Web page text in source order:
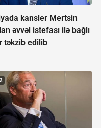
kansler Mertsin
əvvəl istefası ilə bağlı
təkzib edilib